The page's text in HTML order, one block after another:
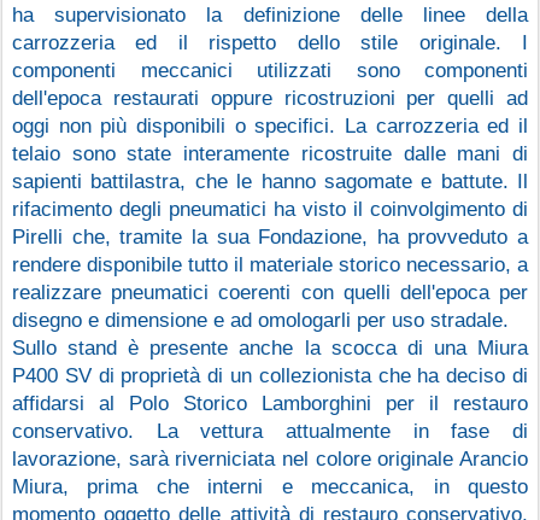
ha supervisionato la definizione delle linee della
carrozzeria ed il rispetto dello stile originale. I
componenti meccanici utilizzati sono componenti
dell'epoca restaurati oppure ricostruzioni per quelli ad
oggi non più disponibili o specifici. La carrozzeria ed il
telaio sono state interamente ricostruite dalle mani di
sapienti battilastra, che le hanno sagomate e battute. Il
rifacimento degli pneumatici ha visto il coinvolgimento di
Pirelli che, tramite la sua Fondazione, ha provveduto a
rendere disponibile tutto il materiale storico necessario, a
realizzare pneumatici coerenti con quelli dell'epoca per
disegno e dimensione e ad omologarli per uso stradale.
Sullo stand è presente anche la scocca di una Miura
P400 SV di proprietà di un collezionista che ha deciso di
affidarsi al Polo Storico Lamborghini per il restauro
conservativo. La vettura attualmente in fase di
lavorazione, sarà riverniciata nel colore originale Arancio
Miura, prima che interni e meccanica, in questo
momento oggetto delle attività di restauro conservativo,